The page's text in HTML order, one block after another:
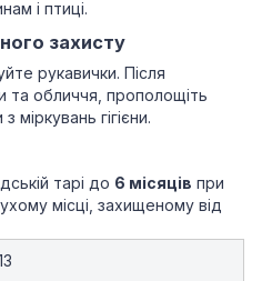
і птиці.
захисту
рукавички. Після
обличчя, прополощіть
гігієни.
тарі до 6 місяців при
місці, захищеному від